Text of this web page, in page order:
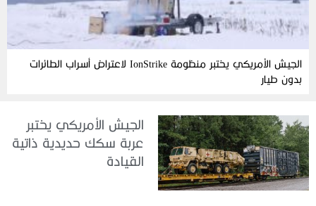
الجيش الأمريكي يختبر منظومة IonStrike لاعتراض أسراب الطائرات
بدون طيار
الجيش الأمريكي يختبر
عربة سكك حديدية ذاتية
القيادة